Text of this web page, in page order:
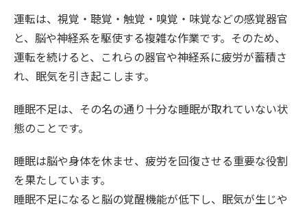
運転は、視覚・聴覚・触覚・嗅覚・味覚などの感覚器官
と、脳や神経系を駆使する複雑な作業です。そのため、
運転を続けると、これらの器官や神経系に疲労が蓄積さ
れ、眠気を引き起こします。
睡眠不足は、その名の通り十分な睡眠が取れていない状
態のことです。
睡眠は脳や身体を休ませ、疲労を回復させる重要な役割
を果たしています。
睡眠不足になると脳の覚醒機能が低下し、眠気が生じや